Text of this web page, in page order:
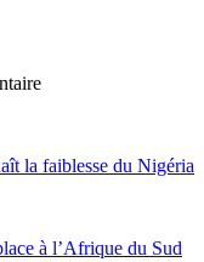
la faiblesse du Nigéria
à l’Afrique du Sud